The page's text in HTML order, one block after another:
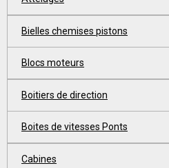
Bielles chemises pistons
Blocs moteurs
Boitiers de direction
Boites de vitesses Ponts
Cabines